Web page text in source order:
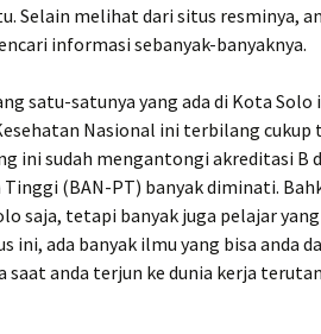
Selain melihat dari situs resminya,
informasi sebanyak-banyaknya.
satu-satunya yang ada di Kota Solo
Nasional ini terbilang cukup
ini sudah mengantongi akreditasi B
(BAN-PT) banyak diminati.
saja, tetapi banyak juga pelajar
ini, ada banyak ilmu yang bisa anda
anda terjun ke dunia kerja